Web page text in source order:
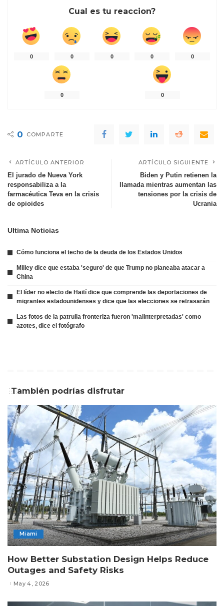
Cual es tu reaccion?
0 0 0 0 0
0 0
0 COMPARTE
ARTÍCULO ANTERIOR
El jurado de Nueva York
responsabiliza a la
farmacéutica Teva en la crisis
de opioides
ARTÍCULO SIGUIENTE
Biden y Putin retienen la
llamada mientras aumentan las
tensiones por la crisis de
Ucrania
Ultima Noticias
Cómo funciona el techo de la deuda de los Estados Unidos
Milley dice que estaba 'seguro' de que Trump no planeaba atacar a
China
El líder no electo de Haití dice que comprende las deportaciones de
migrantes estadounidenses y dice que las elecciones se retrasarán
Las fotos de la patrulla fronteriza fueron 'malinterpretadas' como
azotes, dice el fotógrafo
También podrías disfrutar
Miami
How Better Substation Design Helps Reduce
Outages and Safety Risks
May 4, 2026